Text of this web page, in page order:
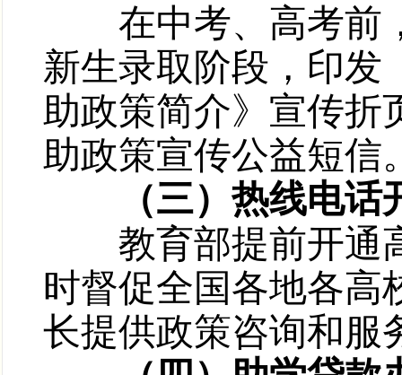
在中考、高考前，
新生录取阶段，印
助政策简介》宣传折
助政策宣传公益短信
（三）热线电话
教育部提前开通高
时督促全国各地各高
长提供政策咨询和服